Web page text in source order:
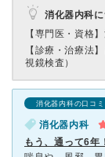
消化器内科
【専門医・資格】
【診療・治療法】
視鏡検査）
消化器内科の口コミ
消化器内科
もう、通って6年！